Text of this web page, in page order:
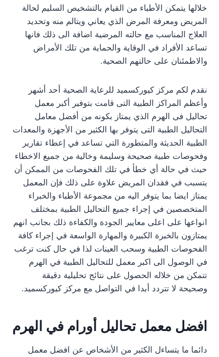
خلالها يتمكن الأطباء من القيام بالتشخيص السليم لحالة
المريض ومعرفة المرض الذي يعاني ويتالم منه وتحديد
العلاج المناسب مع حالته المرضية اضافة الى ذلك فانها
تساعد الأفراد في الوقاية والحماية من تلك الأمراض
والاطمئنان على حالتهم الصحية.
نقدم لكم مركز كيوركسميد للرعاية الصحية أحد أشهر
وأعظم المراكز الطبية التى قامت بتوفير أكبر معمل
تحاليل فى الهرم الذي يمتاز بكونه من أفضل معامل
التحاليل الطبية التى يتوفر بها الكثير من الأجهزة والمعدات
الطبية الحديثة والمتطورة التي تساعد في إعطاء تقارير
وفحوصات طبية صحيحة وسليمة وخالية من جميع الاخطاء
حيث في حالة أي خطأ في تلك الفحوصات من الممكن أن
يتسبب في فقدان المريض علاوة على ذلك فإن المعمل
يمتاز ايضا بما يتوفر اليه من مجموعة الأطباء والخبراء
المتخصصين في إجراء جميع التحاليل الطبية بمختلف
انواعها على اعلى معايير الجودة والكفاءة ذلك بجانب انهم
يمتازون بالخبرة الكبيرة والمهارة الواسعة في إجراء كافة
الفحوصات الطبية وسحب العينات لذا في حال كنت ترغب
في الوصول الى اكبر معمل للتحاليل الطبية في الهرم
تتمكن من خلاله الحصول على نتائج تحليلية دقيقة
وصحيحة لا تتردد أبدا في التواصل مع مركز كيوركسميد.
افضل معمل تحاليل أورام في الهرم
دائما ما يتساءل الكثير من الأشخاص عن افضل معمل